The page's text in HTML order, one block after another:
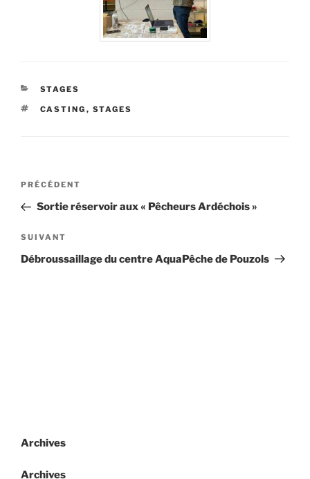
CATÉGORIES
STAGES
ÉTIQUETTES
CASTING , STAGES
Navigation
l’article
Article
précédent
PRÉCÉDENT
Sortie réservoir aux « Pêcheurs Ardéchois »
Article
suivant
SUIVANT
Débroussaillage du centre AquaPêche de Pouzols
Archives
Archives